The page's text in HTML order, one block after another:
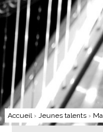
Accueil › Jeunes talents ›